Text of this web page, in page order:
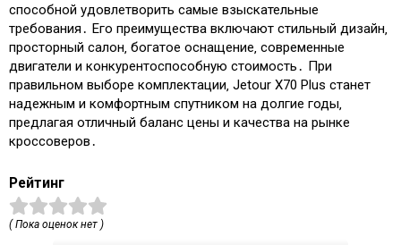
способной удовлетворить самые взыскательные
требования․ Его преимущества включают стильный дизайн‚
просторный салон‚ богатое оснащение‚ современные
двигатели и конкурентоспособную стоимость․ При
правильном выборе комплектации‚ Jetour X70 Plus станет
надежным и комфортным спутником на долгие годы‚
предлагая отличный баланс цены и качества на рынке
кроссоверов․
Рейтинг
( Пока оценок нет )